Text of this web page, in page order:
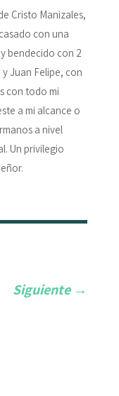
Cristo Manizales,
con una
bendecido con 2
Juan Felipe, con
con todo mi
a mi alcance o
a nivel
Un privilegio
Siguiente→